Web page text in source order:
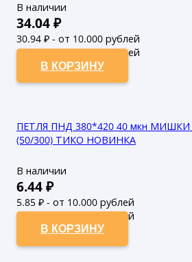
В наличии
34.04₽
30.94 ₽ - от 10.000 рублей
28.13₽ - от 50.000 рублей
В КОРЗИНУ
ПЕТЛЯ ПНД 380*420 40 мкн
(50/300) ТИКО НОВИНКА
В наличии
6.44₽
5.85 ₽ - от 10.000 рублей
5.32₽ - от 50.000 рублей
В КОРЗИНУ